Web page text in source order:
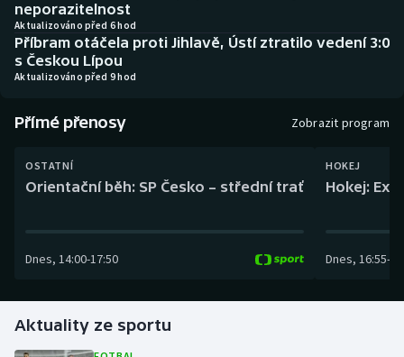
Biatlon
Boby a skeleton
Box
Curling
Golf
Aplikace ČT sport
AZ kvíz
neporazitelnost
Aktualizováno před 6 hod
Příbram otáčela proti Jihlavě, Ústí ztratilo vedení 3:0
s Českou Lípou
Aktualizováno před 9 hod
Přímé přenosy Zobrazit program
OSTATNÍ
Orientační běh: SP Česko – střední trať
Dnes, 14:00-17:50
HOKEJ
Hokej:
Dnes, 16:55-
Aktuality ze sportu